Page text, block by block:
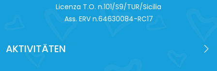
Licenza T.O. n.101/S9/TUR/Sicilia
Ass. ERV n.64630084-RC17
AKTIVITÄTEN